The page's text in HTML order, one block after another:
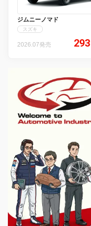
ジムニーノマド
スズキ
2026.07発売 293